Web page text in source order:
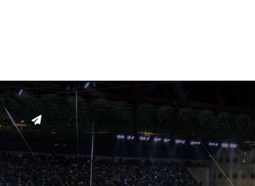
Business Travel A Propos